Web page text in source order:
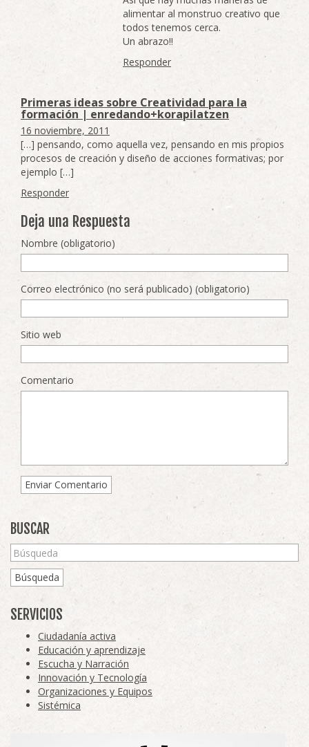
alimentar al monstruo creativo que
todos tenemos cerca.
Un abrazo!!
Responder
Primeras ideas sobre Creatividad para la
formación | enredando+korapilatzen
16 noviembre, 2011
[…] pensando, como aquella vez, pensando en mis propios
procesos de creación y diseño de acciones formativas; por
ejemplo […]
Responder
Deja una Respuesta
Nombre (obligatorio)
Correo electrónico (no será publicado) (obligatorio)
Sitio web
Comentario
BUSCAR
Búsqueda
SERVICIOS
Ciudadanía activa
Educación y aprendizaje
Escucha y Narración
Innovación y Tecnología
Organizaciones y Equipos
Sistémica